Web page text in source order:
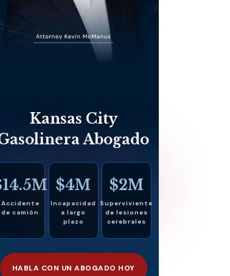
Kansas City
Abogado
Accidente
de camión
$4M
Incapacidad
a largo
plazo
$2M
Superviviente
de lesiones
cerebrales
HABLA CON UN ABOGADO HOY